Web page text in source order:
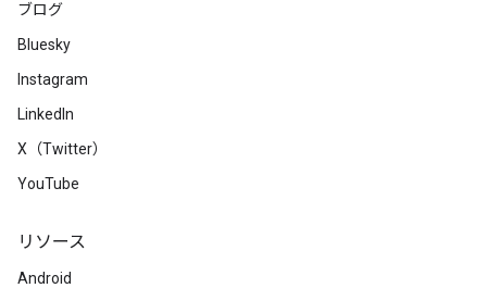
ブログ
Bluesky
Instagram
LinkedIn
X（Twitter）
YouTube
リソース
Android